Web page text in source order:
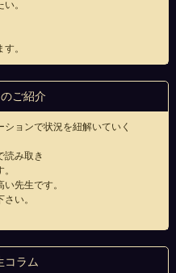
。
。
ご紹介
ョンで状況を紐解いていく
読み取き
先生です。
い。
コラム